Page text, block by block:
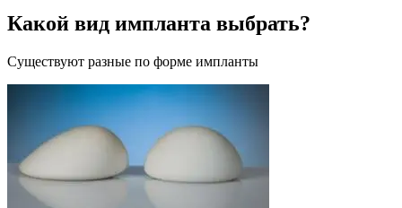
Какой вид импланта выбрать?
Существуют разные по форме импланты